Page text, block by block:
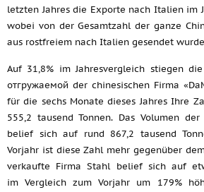
letzten Jahres die Exporte nach Italien im
wobei von der Gesamtzahl der ganze
aus rostfreiem nach Italien gesendet
Auf 31,8% im Jahresvergleich stiegen
отгружаемой der chinesischen Firma
für die sechs Monate dieses Jahres Ihre
555,2 tausend Tonnen. Das Volumen
belief sich auf rund 867,2 tausend
Vorjahr ist diese Zahl mehr gegenüber
verkaufte Firma Stahl belief sich auf
im Vergleich zum Vorjahr um 179%